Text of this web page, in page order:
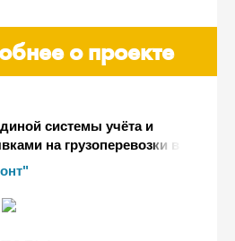
о проекте
системы учёта и
на грузоперевозки в
на базе
и управление